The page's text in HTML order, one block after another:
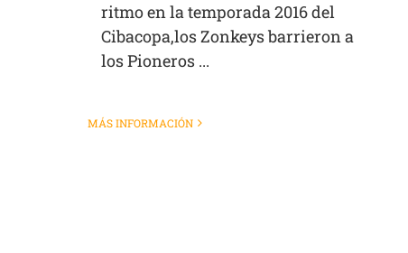
ritmo en la temporada 2016 del
Cibacopa,los Zonkeys barrieron a
los Pioneros ...
MÁS INFORMACIÓN